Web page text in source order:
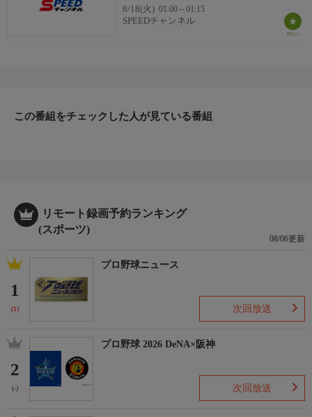
8/18(火) 01:00～01:15
SPEEDチャンネル
この番組をチェックした人が見ている番組
リモート録画予約ランキング
(スポーツ)
08/06更新
1
(1)
プロ野球ニュース
次回放送
2
(-)
プロ野球 2026 DeNA×阪神
次回放送